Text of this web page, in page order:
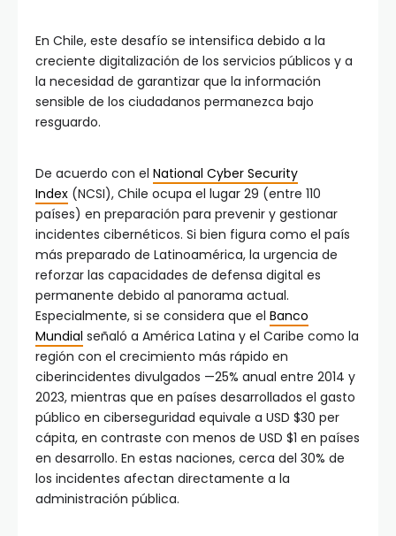
En Chile, este desafío se intensifica debido a la
creciente digitalización de los servicios públicos y a
la necesidad de garantizar que la información
sensible de los ciudadanos permanezca bajo
resguardo.
De acuerdo con el National Cyber Security
Index (NCSI), Chile ocupa el lugar 29 (entre 110
países) en preparación para prevenir y gestionar
incidentes cibernéticos. Si bien figura como el país
más preparado de Latinoamérica, la urgencia de
reforzar las capacidades de defensa digital es
permanente debido al panorama actual.
Especialmente, si se considera que el Banco
Mundial señaló a América Latina y el Caribe como la
región con el crecimiento más rápido en
ciberincidentes divulgados —25% anual entre 2014 y
2023, mientras que en países desarrollados el gasto
público en ciberseguridad equivale a USD $30 per
cápita, en contraste con menos de USD $1 en países
en desarrollo. En estas naciones, cerca del 30% de
los incidentes afectan directamente a la
administración pública.